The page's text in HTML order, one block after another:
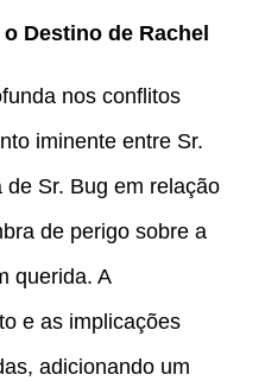
Destino de Rachel
nos conflitos
iminente entre Sr.
de Sr. Bug em relação
de perigo sobre a
querida. A
e as implicações
adicionando um